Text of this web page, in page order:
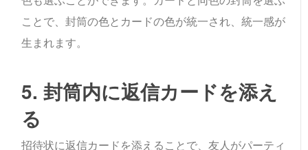
ことで、封筒の色とカードの色が統一され、統一感が
生まれます。
5. 封筒内に返信カードを添え
る
招待状に返信カードを添えることで、友人がパーティ